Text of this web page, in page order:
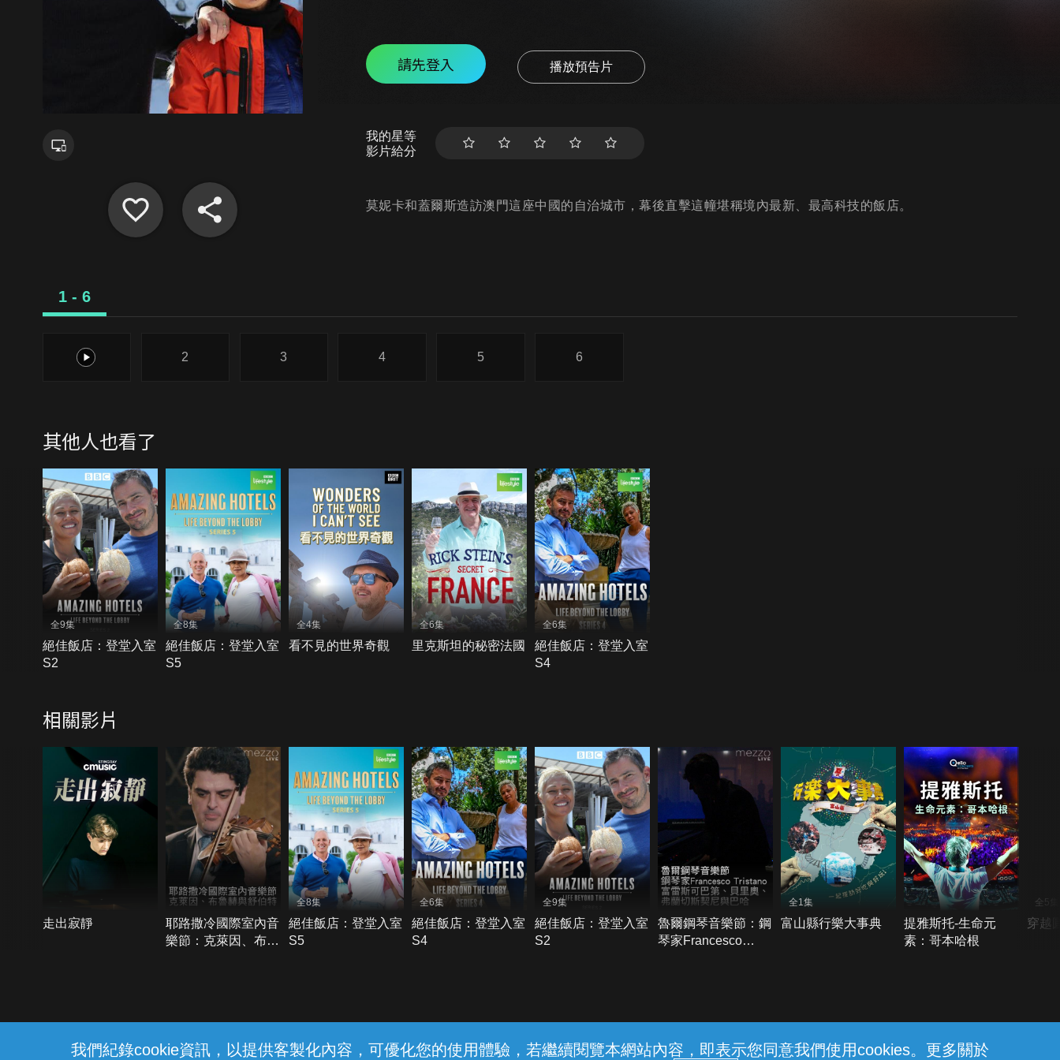
我們紀錄cookie資訊，以提供客製化內容，可優化您的使用體驗，若繼續閱覽本網站內容，即表示您同意我們使用cookies。更多關於
請先登入 播放預告片
我的星等
影片給分
莫妮卡和蓋爾斯造訪澳門這座中國的自治城市，幕後直擊這幢堪稱境內最新、最高科技的飯店。
1 - 6
1 2 3 4 5 6
其他人也看了
全9集
絕佳飯店：登堂入室
S2
全8集
絕佳飯店：登堂入室
S5
全4集
看不見的世界奇觀
全6集
里克斯坦的秘密法國
全6集
絕佳飯店：登堂入室
S4
相關影片
走出寂靜
耶路撒冷國際室內音
樂節：克萊因、布魯
全8集
絕佳飯店：登堂入室
S5
全6集
絕佳飯店：登堂入室
S4
全9集
絕佳飯店：登堂入室
S2
魯爾鋼琴音樂節：鋼
琴家Francesco
全1集
富山縣行樂大事典
提雅斯托-生命元
素：哥本哈根
全5集
穿越
線上客服 服務條款 隱私權保護